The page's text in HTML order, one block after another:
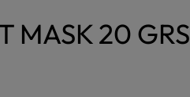
MASK 20 GRS